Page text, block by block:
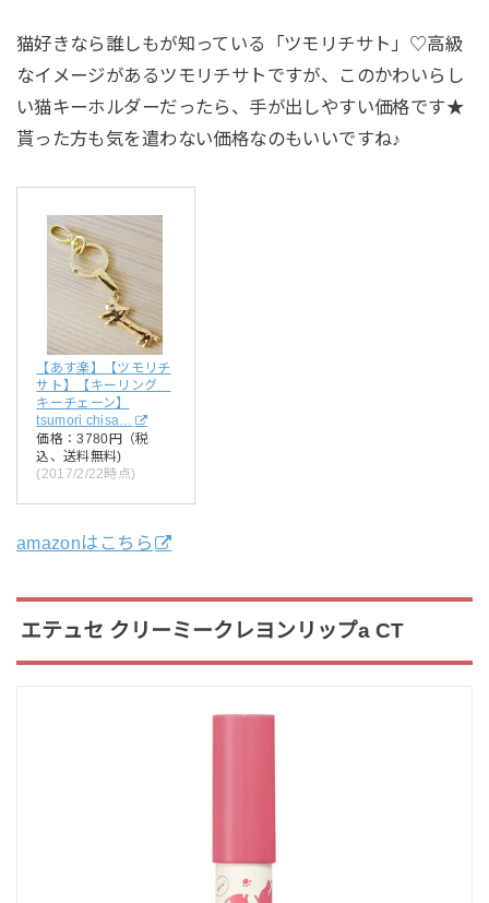
猫好きなら誰しもが知っている「ツモリチサト」♡高級
なイメージがあるツモリチサトですが、このかわいらし
い猫キーホルダーだったら、手が出しやすい価格です★
貰った方も気を遣わない価格なのもいいですね♪
【あす楽】【ツモリチ
サト】【キーリング
キーチェーン】
tsumori chisa…
価格：3780円（税
込、送料無料)
(2017/2/22時点)
amazonはこちら
エテュセ クリーミークレヨンリップa CT